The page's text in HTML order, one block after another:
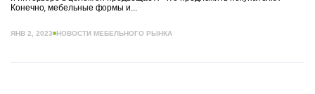
Конечно, мебельные формы и...
ЯНВ 2, 2023 НОВОСТИ МЕБЕЛЬНОГО РЫНКА